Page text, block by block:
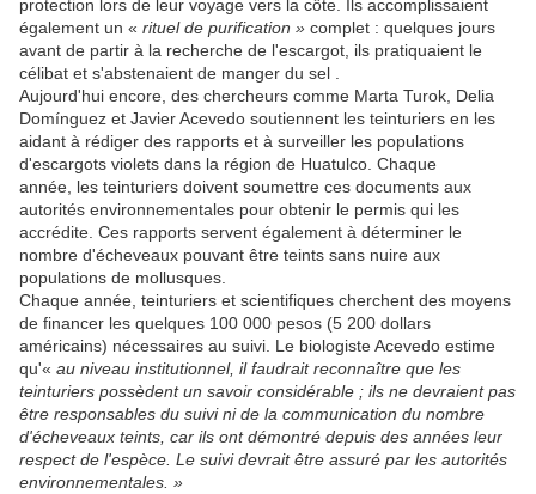
protection lors de leur voyage vers la côte. Ils accomplissaient
également un « rituel de purification » complet : quelques jours
avant de partir à la recherche de l'escargot, ils pratiquaient le
célibat et s'abstenaient de manger du sel .
Aujourd'hui encore, des chercheurs comme Marta Turok, Delia
Domínguez et Javier Acevedo soutiennent les teinturiers en les
aidant à rédiger des rapports et à surveiller les populations
d'escargots violets dans la région de Huatulco. Chaque
année, les teinturiers doivent soumettre ces documents aux
autorités environnementales pour obtenir le permis qui les
accrédite. Ces rapports servent également à déterminer le
nombre d'écheveaux pouvant être teints sans nuire aux
populations de mollusques.
Chaque année, teinturiers et scientifiques cherchent des moyens
de financer les quelques 100 000 pesos (5 200 dollars
américains) nécessaires au suivi. Le biologiste Acevedo estime
qu'« au niveau institutionnel, il faudrait reconnaître que les
teinturiers possèdent un savoir considérable ; ils ne devraient pas
être responsables du suivi ni de la communication du nombre
d'écheveaux teints, car ils ont démontré depuis des années leur
respect de l'espèce. Le suivi devrait être assuré par les autorités
environnementales. »